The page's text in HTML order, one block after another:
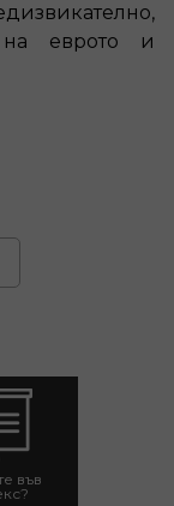
еврото и
във